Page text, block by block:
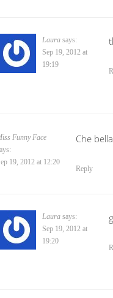
Laura says:
Sep 19, 2012 at
19:19
Funny Face
19, 2012 at 12:20
Che
Reply
Laura says:
Sep 19, 2012 at
19:20